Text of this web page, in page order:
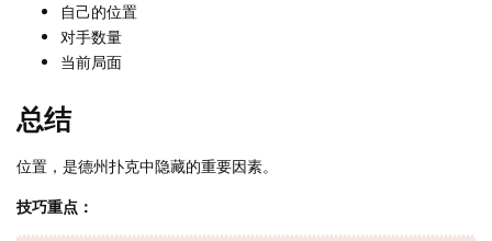
自己的位置
对手数量
当前局面
总结
位置，是德州扑克中隐藏的重要因素。
技巧重点：